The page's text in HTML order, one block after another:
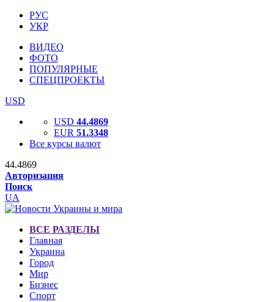
РУС
УКР
ВИДЕО
ФОТО
ПОПУЛЯРНЫЕ
СПЕЦПРОЕКТЫ
USD
USD 44.4869
EUR 51.3348
Все курсы валют
44.4869
Авторизация
Поиск
UA
ВСЕ РАЗДЕЛЫ
Главная
Украина
Город
Мир
Бизнес
Спорт